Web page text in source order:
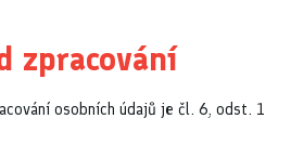
zpracování
osobních údajů je čl. 6, odst. 1